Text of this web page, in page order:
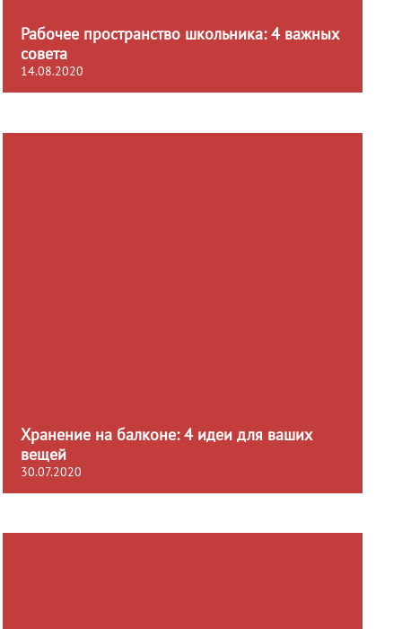
Рабочее пространство школьника: 4 важных
совета
14.08.2020
Хранение на балконе: 4 идеи для ваших
вещей
30.07.2020